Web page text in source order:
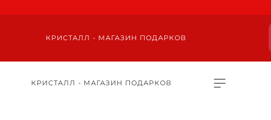
КРИСТАЛЛ - МАГАЗИН ПОДАРКОВ
КРИСТАЛЛ - МАГАЗИН ПОДАРКОВ